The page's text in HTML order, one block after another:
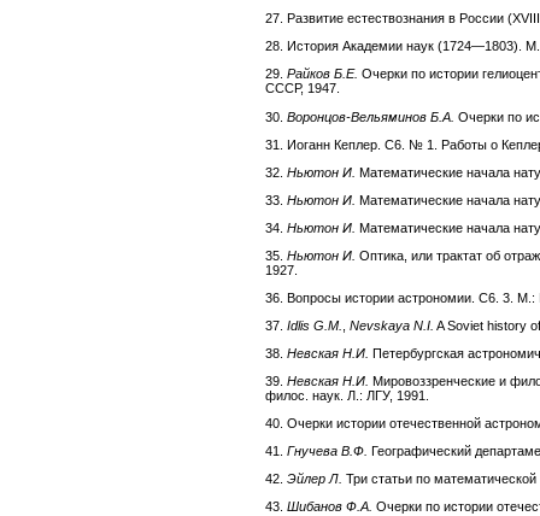
27. Развитие естествознания в России
28. История Академии наук (1724—1803).
29. Райков Б.Е. Очерки по истории
СССР, 1947.
30. Воронцов-Вельяминов Б.А. Очерки по
31. Иоганн Кеплер. С6. № 1. Работы о
32. Ньютон И. Математические начала
33. Ньютон И. Математические начала
34. Ньютон И. Математические начала
35. Ньютон И. Оптика, или трактат об
1927.
36. Вопросы истории астрономии. С6. 3.
37. Idlis G.M. Nevskaya N.I. A Soviet history
38. Невская Н.И. Петербургская
39. Невская Н.И. Мировоззренческие и
филос. наук. Л.: ЛГУ, 1991.
40. Очерки истории отечественной
41. Гнучева В.Ф. Географический
42. Эйлер Л. Три статьи по
43. Шибанов Ф.А. Очерки по истории